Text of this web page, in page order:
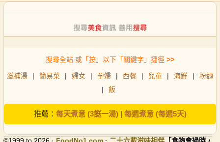
搜尋全站 或「按」以下「關鍵字」捷徑 >>
滋補湯 | 簡易菜 | 婦女 | 孕婦 | 西餐 | 兒童 | 海鮮 |
粉麵
|
飯
推薦： 每天煮意 (3餸一湯)| 每週煮意 (每週5天)